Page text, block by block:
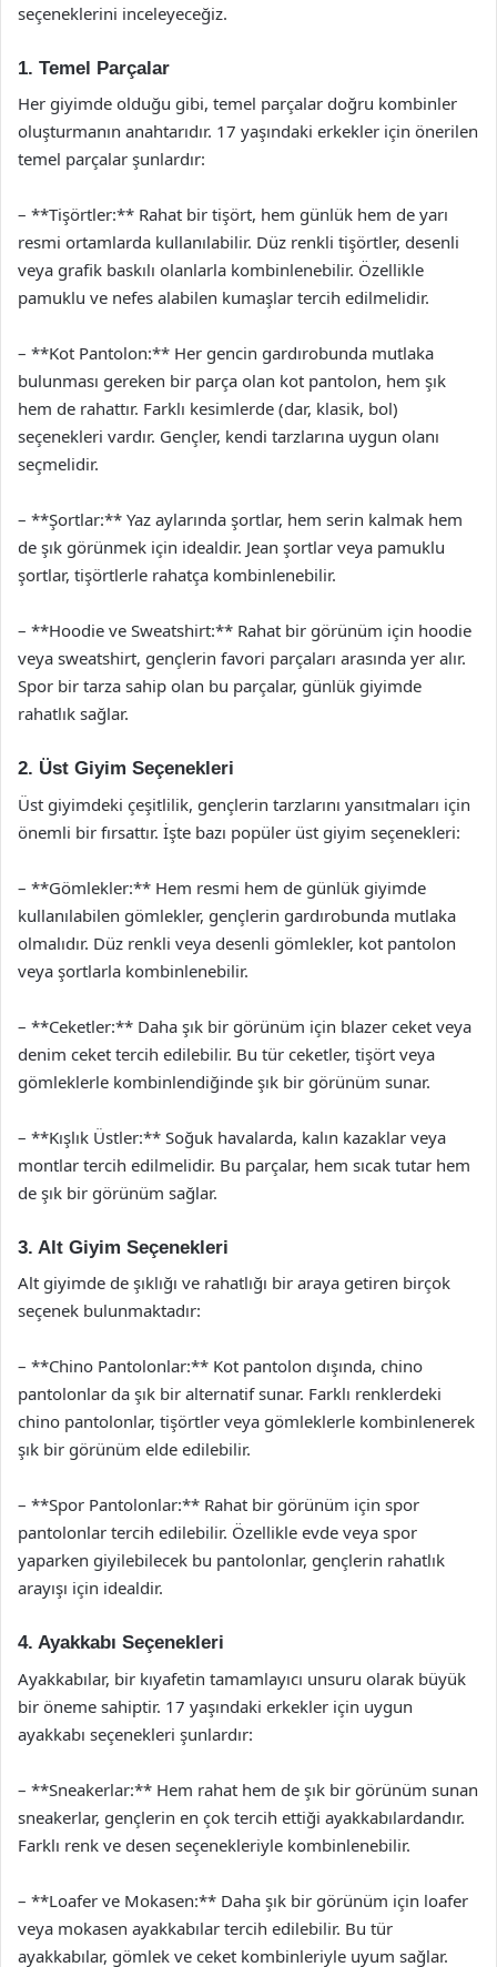
seçeneklerini inceleyeceğiz.
1. Temel Parçalar
Her giyimde olduğu gibi, temel parçalar doğru kombinler
oluşturmanın anahtarıdır. 17 yaşındaki erkekler için önerilen
temel parçalar şunlardır:
– **Tişörtler:** Rahat bir tişört, hem günlük hem de yarı
resmi ortamlarda kullanılabilir. Düz renkli tişörtler, desenli
veya grafik baskılı olanlarla kombinlenebilir. Özellikle
pamuklu ve nefes alabilen kumaşlar tercih edilmelidir.
– **Kot Pantolon:** Her gencin gardırobunda mutlaka
bulunması gereken bir parça olan kot pantolon, hem şık
hem de rahattır. Farklı kesimlerde (dar, klasik, bol)
seçenekleri vardır. Gençler, kendi tarzlarına uygun olanı
seçmelidir.
– **Şortlar:** Yaz aylarında şortlar, hem serin kalmak hem
de şık görünmek için idealdir. Jean şortlar veya pamuklu
şortlar, tişörtlerle rahatça kombinlenebilir.
– **Hoodie ve Sweatshirt:** Rahat bir görünüm için hoodie
veya sweatshirt, gençlerin favori parçaları arasında yer alır.
Spor bir tarza sahip olan bu parçalar, günlük giyimde
rahatlık sağlar.
2. Üst Giyim Seçenekleri
Üst giyimdeki çeşitlilik, gençlerin tarzlarını yansıtmaları için
önemli bir fırsattır. İşte bazı popüler üst giyim seçenekleri:
– **Gömlekler:** Hem resmi hem de günlük giyimde
kullanılabilen gömlekler, gençlerin gardırobunda mutlaka
olmalıdır. Düz renkli veya desenli gömlekler, kot pantolon
veya şortlarla kombinlenebilir.
– **Ceketler:** Daha şık bir görünüm için blazer ceket veya
denim ceket tercih edilebilir. Bu tür ceketler, tişört veya
gömleklerle kombinlendiğinde şık bir görünüm sunar.
– **Kışlık Üstler:** Soğuk havalarda, kalın kazaklar veya
montlar tercih edilmelidir. Bu parçalar, hem sıcak tutar hem
de şık bir görünüm sağlar.
3. Alt Giyim Seçenekleri
Alt giyimde de şıklığı ve rahatlığı bir araya getiren birçok
seçenek bulunmaktadır:
– **Chino Pantolonlar:** Kot pantolon dışında, chino
pantolonlar da şık bir alternatif sunar. Farklı renklerdeki
chino pantolonlar, tişörtler veya gömleklerle kombinlenerek
şık bir görünüm elde edilebilir.
– **Spor Pantolonlar:** Rahat bir görünüm için spor
pantolonlar tercih edilebilir. Özellikle evde veya spor
yaparken giyilebilecek bu pantolonlar, gençlerin rahatlık
arayışı için idealdir.
4. Ayakkabı Seçenekleri
Ayakkabılar, bir kıyafetin tamamlayıcı unsuru olarak büyük
bir öneme sahiptir. 17 yaşındaki erkekler için uygun
ayakkabı seçenekleri şunlardır:
– **Sneakerlar:** Hem rahat hem de şık bir görünüm sunan
sneakerlar, gençlerin en çok tercih ettiği ayakkabılardandır.
Farklı renk ve desen seçenekleriyle kombinlenebilir.
– **Loafer ve Mokasen:** Daha şık bir görünüm için loafer
veya mokasen ayakkabılar tercih edilebilir. Bu tür
ayakkabılar, gömlek ve ceket kombinleriyle uyum sağlar.